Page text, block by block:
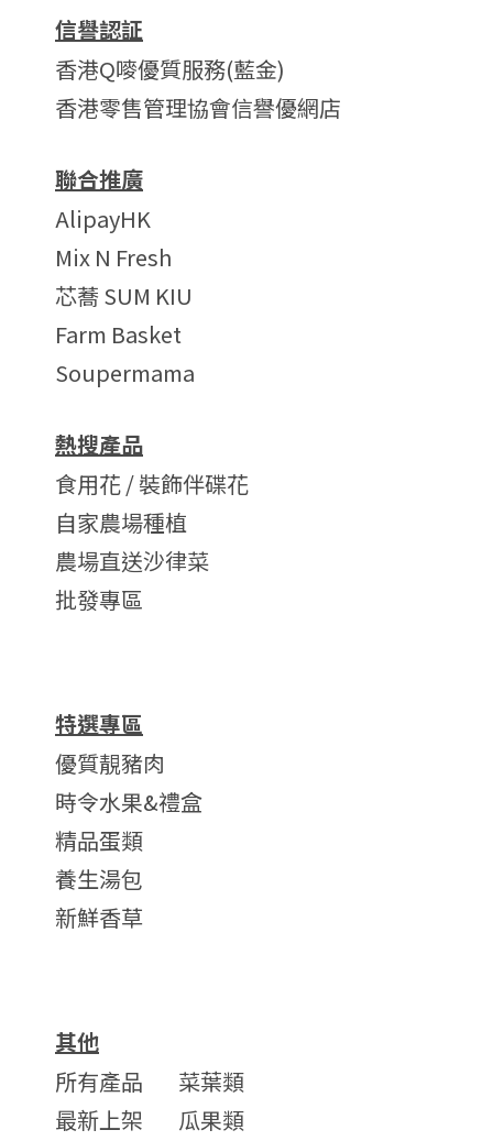
信譽認証
香港Q嘜優質服務(藍金)
香港零售管理協會信譽優網店
聯合推廣
AlipayHK
Mix N Fresh
芯蕎 SUM KIU
Farm Basket
Soupermama
熱搜產品
食用花 / 裝飾伴碟花
自家農場種植
農場直送沙律菜
批發專區
特選專區
優質靚豬肉
時令水果&禮盒
精品蛋類
養生湯包
新鮮香草
其他
所有產品
菜葉類
最新上架
瓜果類